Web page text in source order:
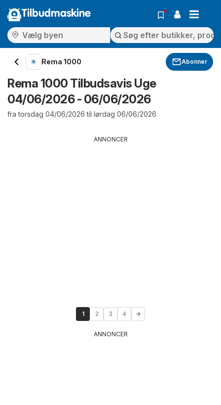
Tilbudmaskine
Rema 1000 Abonner
Rema 1000 Tilbudsavis Uge
04/06/2026 - 06/06/2026
fra torsdag 04/06/2026 til lørdag 06/06/2026
ANNONCER
1 2 3 4
ANNONCER